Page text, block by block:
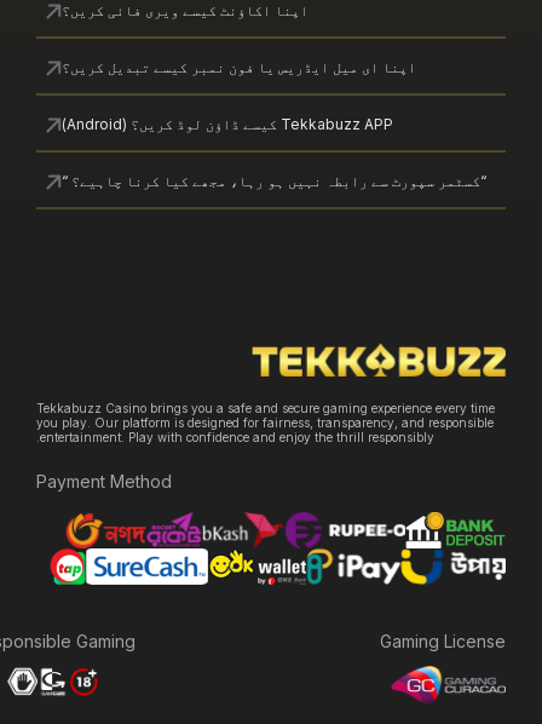
اپنا اکاؤنٹ کیسے ویری فائی کریں؟
اپنا ای میل ایڈریس یا فون نمبر کیسے تبدیل کریں؟
Tekkabuzz APP کیسے ڈاؤن لوڈ کریں؟ (Android)
سپورٹ سے رابطہ نہیں ہو رہا، مجھے کیا کرنا چاہیے؟ “
Tekkabuzz Casino brings you a safe and secure gaming experience
you play. Our platform is designed for fairness, transparency, and
entertainment. Play with confidence and enjoy the thrill responsibly.
Payment Method
Responsible Gaming: